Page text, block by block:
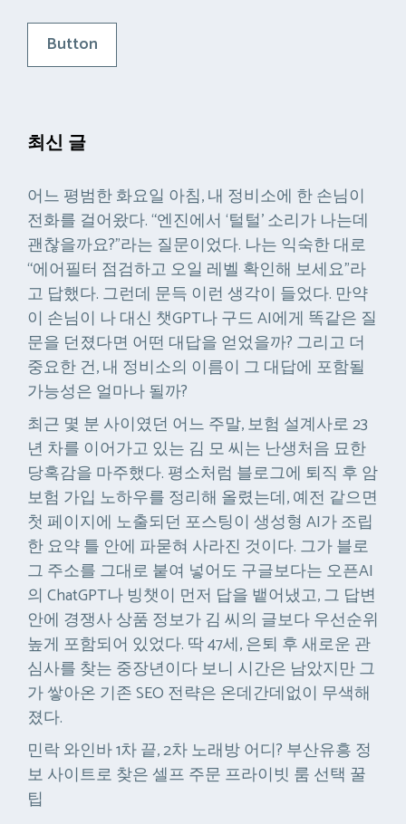
Button
최신 글
어느 평범한 화요일 아침, 내 정비소에 한 손님이
전화를 걸어왔다. “엔진에서 ‘털털’ 소리가 나는데
괜찮을까요?”라는 질문이었다. 나는 익숙한 대로
“에어필터 점검하고 오일 레벨 확인해 보세요”라
고 답했다. 그런데 문득 이런 생각이 들었다. 만약
이 손님이 나 대신 챗GPT나 구드 AI에게 똑같은 질
문을 던졌다면 어떤 대답을 얻었을까? 그리고 더
중요한 건, 내 정비소의 이름이 그 대답에 포함될
가능성은 얼마나 될까?
최근 몇 분 사이였던 어느 주말, 보험 설계사로 23
년 차를 이어가고 있는 김 모 씨는 난생처음 묘한
당혹감을 마주했다. 평소처럼 블로그에 퇴직 후 암
보험 가입 노하우를 정리해 올렸는데, 예전 같으면
첫 페이지에 노출되던 포스팅이 생성형 AI가 조립
한 요약 틀 안에 파묻혀 사라진 것이다. 그가 블로
그 주소를 그대로 붙여 넣어도 구글보다는 오픈AI
의 ChatGPT나 빙챗이 먼저 답을 뱉어냈고, 그 답변
안에 경쟁사 상품 정보가 김 씨의 글보다 우선순위
높게 포함되어 있었다. 딱 47세, 은퇴 후 새로운 관
심사를 찾는 중장년이다 보니 시간은 남았지만 그
가 쌓아온 기존 SEO 전략은 온데간데없이 무색해
졌다.
민락 와인바 1차 끝, 2차 노래방 어디? 부산유흥 정
보 사이트로 찾은 셀프 주문 프라이빗 룸 선택 꿀
팁